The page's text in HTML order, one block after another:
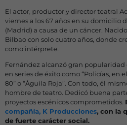
El actor, productor y director teatral
viernes a los 67 años en su domicilio
(Madrid) a causa de un cáncer.
Bilbao con solo cuatro años, donde
como intérprete.
Fernández alcanzó gran popularidad
en series de éxito como “Policías, en
80” o “Águila Roja”. Con todo, él
hombre de teatro. Dedicó buena
proyectos escénicos comprometidos.
compañía, K Producciones, con la
de fuerte carácter social.